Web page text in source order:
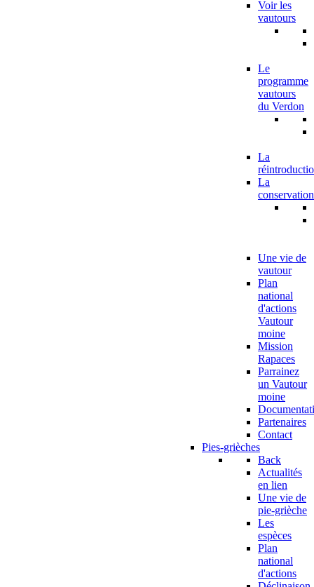
Voir les
vautours
Le
programme
vautours
du Verdon
La
La
conservation
Une vie de
vautour
Plan
national
d'actions
Vautour
moine
Mission
Rapaces
Parrainez
un Vautour
moine
Partenaires
Contact
Pies-grièches
Back
Actualités
en lien
Une vie de
pie-grièche
Les
espèces
Plan
national
d'actions